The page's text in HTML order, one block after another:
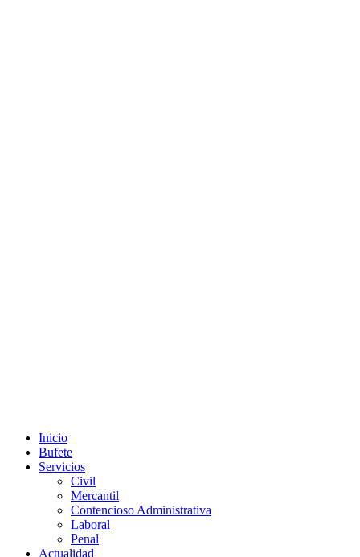
Inicio
Bufete
Servicios
Civil
Mercantil
Contencioso Administrativa
Laboral
Penal
Actualidad